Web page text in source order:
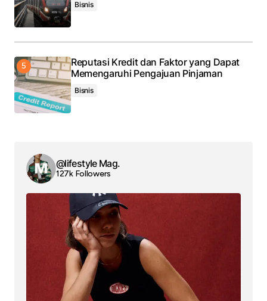
Bisnis
Reputasi Kredit dan Faktor yang Dapat
Memengaruhi Pengajuan Pinjaman
Bisnis
@lifestyle Mag.
127k Followers